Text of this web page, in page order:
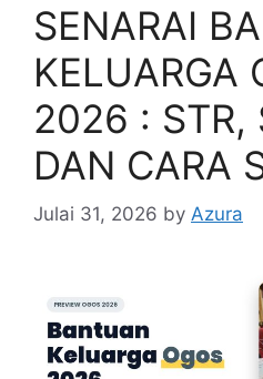
SENARAI
KELUARGA
2026 : STR,
DAN CARA
Julai 31, 2026 by Azura